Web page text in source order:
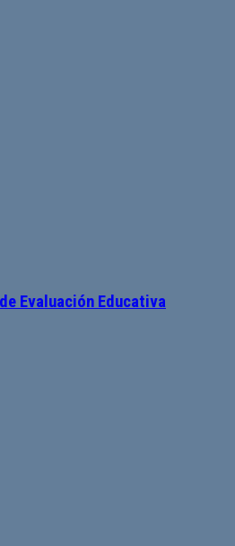
Evaluación Educativa